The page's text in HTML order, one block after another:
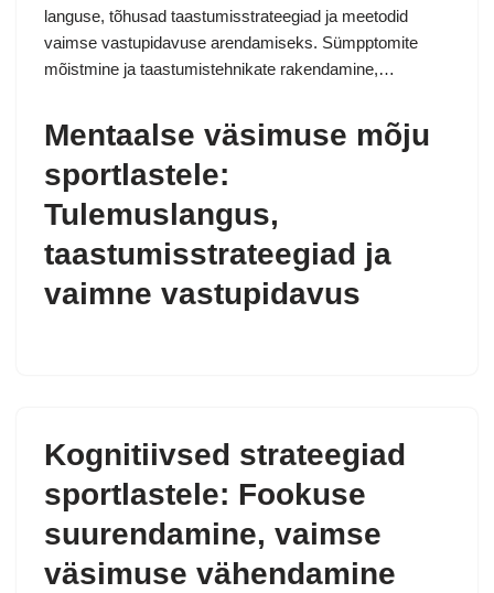
languse, tõhusad taastumisstrateegiad ja meetodid
vaimse vastupidavuse arendamiseks. Sümpptomite
mõistmine ja taastumistehnikate rakendamine,…
Mentaalse väsimuse mõju
sportlastele:
Tulemuslangus,
taastumisstrateegiad ja
vaimne vastupidavus
Kognitiivsed strateegiad
sportlastele: Fookuse
suurendamine, vaimse
väsimuse vähendamine